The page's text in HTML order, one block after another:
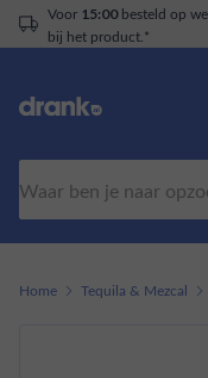
Voor 15:00besteld op
bij het product.*
Home Tequila & Mezcal